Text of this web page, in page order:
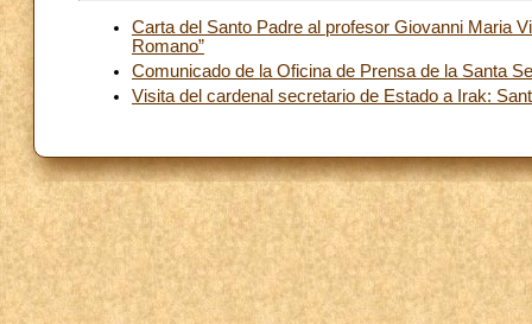
Carta del Santo Padre al profesor Giovanni Maria
Romano”
Comunicado de la Oficina de Prensa de la Santa
Visita del cardenal secretario de Estado a Irak: